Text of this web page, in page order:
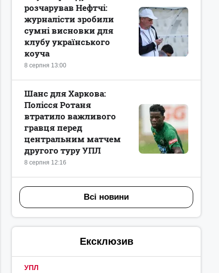
8 серпня 13:00
розчарував Нефтчі:
журналісти зробили
сумні висновки для
клубу українського
коуча
8 серпня 12:16
Шанс для Харкова:
Полісся Ротаня
втратило важливого
гравця перед
центральним матчем
другого туру УПЛ
Всі новини
Ексклюзив
УПЛ